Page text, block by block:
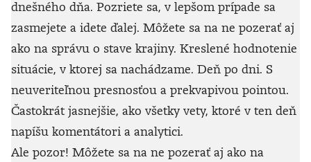
dnešného dňa. Pozriete sa, v lepšom prípade sa
zasmejete a idete ďalej. Môžete sa na ne pozerať aj
ako na správu o stave krajiny. Kreslené hodnotenie
situácie, v ktorej sa nachádzame. Deň po dni. S
neuveriteľnou presnosťou a prekvapivou pointou.
Častokrát jasnejšie, ako všetky vety, ktoré v ten deň
napíšu komentátori a analytici.
Ale pozor! Môžete sa na ne pozerať aj ako na